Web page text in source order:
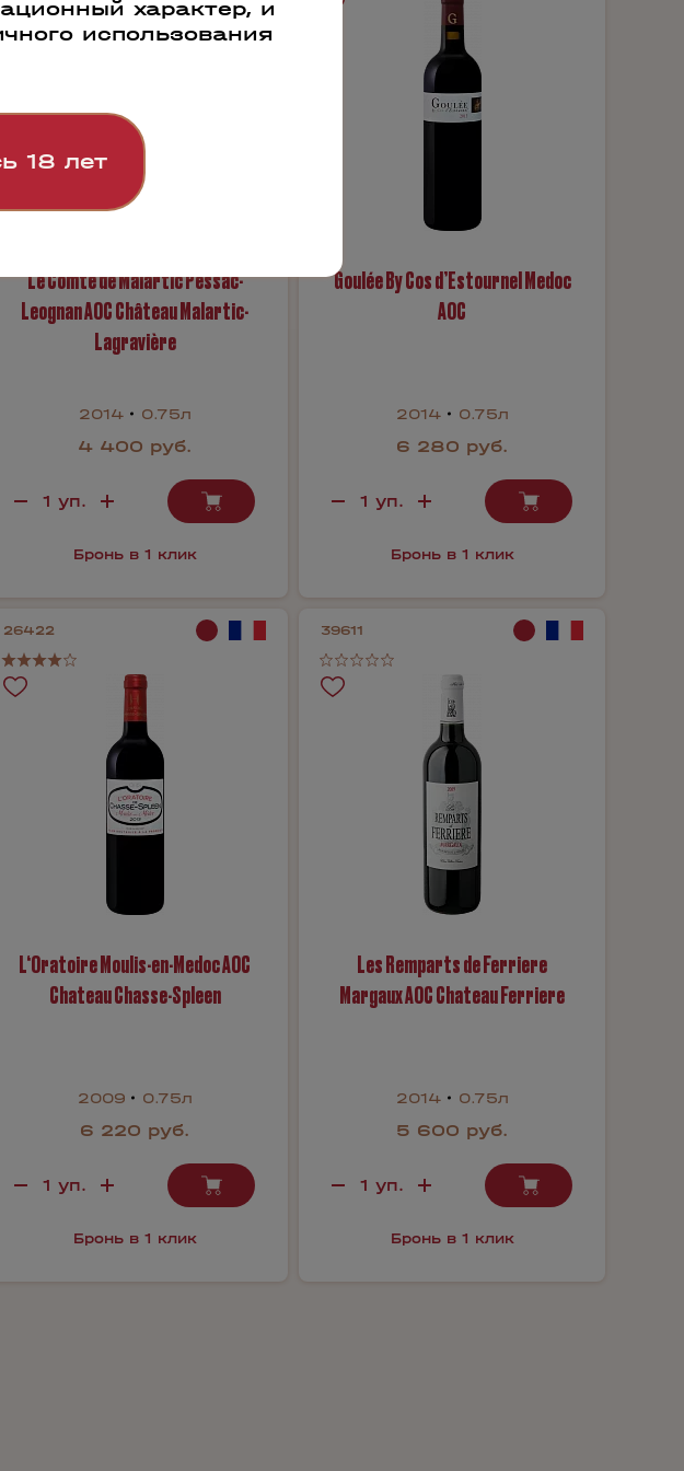
Le Comte de Malartic Pessac-
Leognan AOC Château Malartic-
Lagravière
2014 0.75л
4 400 руб.
Бронь в 1 клик
Goulée By Cos d’Estournel Medoc
AOC
2014 0.75л
6 280 руб.
Бронь в 1 клик
26422
L‘Oratoire Moulis-en-Medoc AOC
Chateau Chasse-Spleen
2009 0.75л
6 220 руб.
Бронь в 1 клик
39611
Les Remparts de Ferriere
Margaux AOC Chateau Ferriere
2014 0.75л
5 600 руб.
Бронь в 1 клик
характер, и
использования
18 лет